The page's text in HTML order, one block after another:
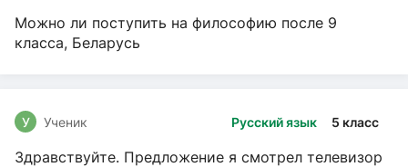
Можно ли поступить на философию после 9
класса, Беларусь
Русский язык 5 класс
У Ученик
Здравствуйте. Предложение я смотрел телевизор